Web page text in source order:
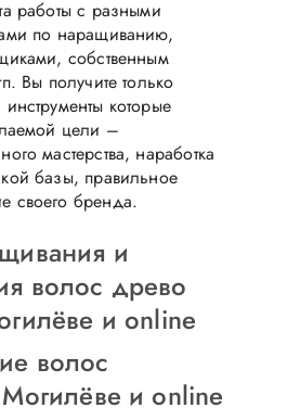
работы с разными
по наращиванию,
собственным
Вы получите только
которые
цели –
мастерства, наработка
базы, правильное
своего бренда.
и
волос древо
и online
волос
и online